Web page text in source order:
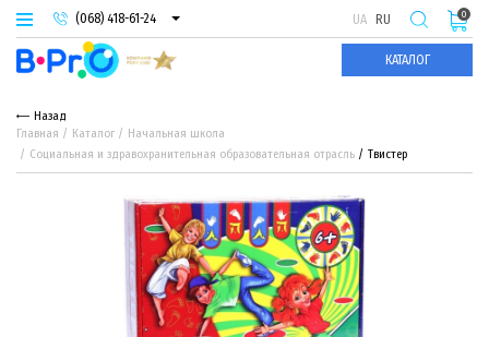
(068) 418-61-24
(093) 974-66-94
(095) 987-29-55
UA RU
КАТАЛОГ
0
Назад
Главная
Каталог
Начальная школа
Социальная и здравохранительная образовательная отрасль
Твистер